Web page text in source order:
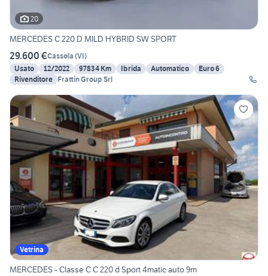
20
MERCEDES C 220 D MILD HYBRID SW SPORT
29.600 €Cassola (VI)
Usato
12/2022 97834 Km Ibrida Automatico
Euro 6
Rivenditore Frattin Group Srl
Vetrina
MERCEDES - Classe C C 220 d Sport 4matic auto 9m